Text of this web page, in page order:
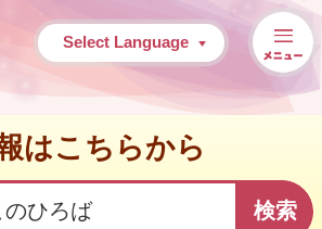
総市子育て支援情報
Select Language
はこちらから